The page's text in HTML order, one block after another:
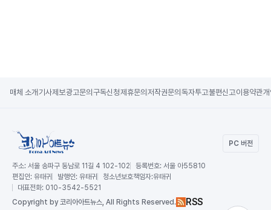
매체 소개 기사제보광고문의 구독신청제휴문의 저작권문의 독자투고불편신고이용약관
PC 버전
주소: 서울 송파구 동남로 11길 4 102-102 등록번호: 서울 아55810
편집인: 유태귀 발행인: 유태귀 청소년보호책임자:유태귀
대표전화: 010-3542-5521
Copyright by 코리아아트뉴스, All Rights Reserved. RSS